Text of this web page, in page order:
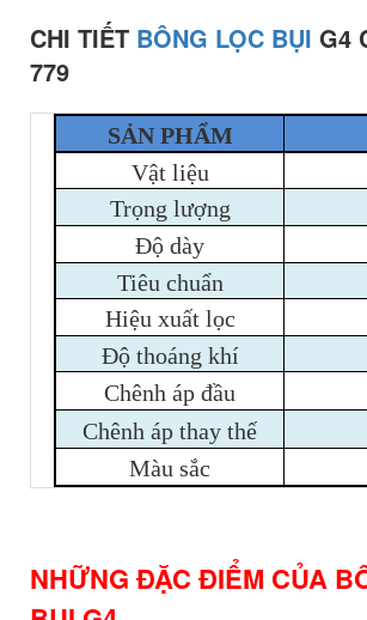
CHI TIẾT BÔNG LỌC BỤI G4
779
SẢN PHẨM
Vật liệu
Trọng lượng
Độ dày
Tiêu chuẩn
Hiệu xuất lọc
Độ thoáng khí
Chênh áp đầu
Chênh áp thay thế
Màu sắc
NHỮNG ĐẶC ĐIỂM CỦA